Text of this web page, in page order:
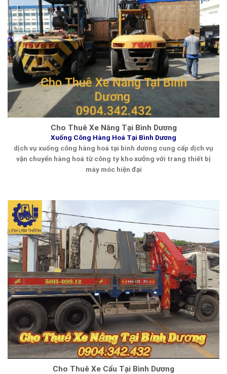
Cho Thuê Xe Nâng Tại Bình Dương
Xuống Công Hàng Hoá Tại Bình Dương
dịch vụ xuống công hàng hoá tại bình dương cung cấp dịch vụ
vận chuyển hàng hoá từ công ty kho xưởng với trang thiết bị
máy móc hiện đại
Cho Thuê Xe Cẩu Tại Bình Dương